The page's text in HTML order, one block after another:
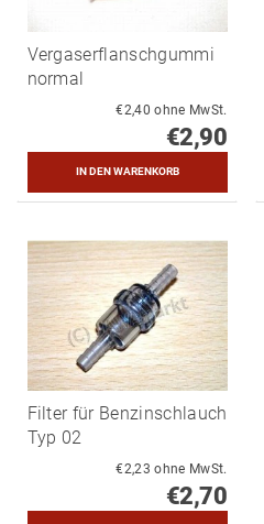
Vergaserflanschgummi
normal
€2,40 ohne MwSt.
€2,90
Filter für Benzinschlauch
Typ 02
€2,23 ohne MwSt.
€2,70